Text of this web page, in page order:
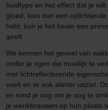
huidtype en het effect dat je
gloed, kies dan een
hebt, kun je het beste een
geeft.
We kennen het gevoel van
onder je ogen die moeilijk te
met lichtreflecterende
voelt en er ook alerter uitziet.
en rond je oog om je oog te
je wenkbrauwen op hun plaats